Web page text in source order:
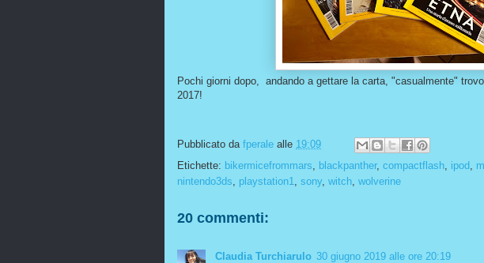
Pochi giorni dopo, andando a gettare la carta, "casualmente"
2017!
Pubblicato da fperale alle 19:09
Etichette: bikermicefrommars, blackpanther, compactflash, ipod,
nintendo3ds, playstation1, sony, witch, wolverine
20 commenti:
Claudia Turchiarulo 30 giugno 2019 alle ore 20:19